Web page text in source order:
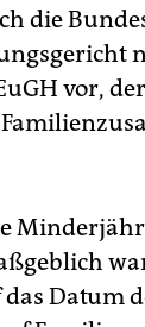
die
vor,
Datum